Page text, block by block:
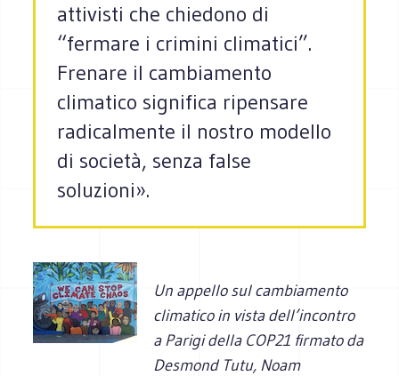
attivisti che chiedono di
“fermare i crimini climatici”.
Frenare il cambiamento
climatico significa ripensare
radicalmente il nostro modello
di società, senza false
soluzioni».
Un appello sul cambiamento
climatico in vista dell’incontro
a Parigi della COP21 firmato da
Desmond Tutu, Noam